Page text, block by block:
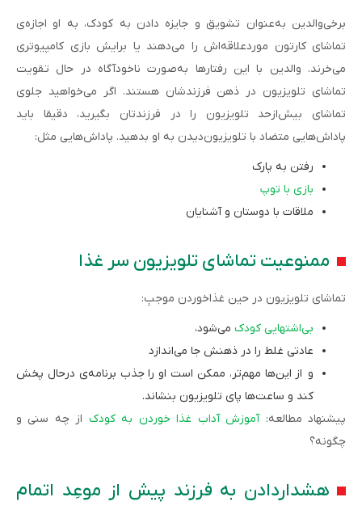
برخی‌والدین به‌عنوان تشویق و جایزه دادن به کودک، به او اجازه‌ی
تماشای کارتون موردعلاقه‌اش را می‌دهند یا برایش بازی کامپیوتری
می‌خرند. والدین با این رفتارها به‌صورت ناخودآگاه در حال تقویت
تماشای تلویزیون در ذهن فرزندشان هستند. اگر می‌خواهید جلوی
تماشای بیش‌ازحد تلویزیون را در فرزندتان بگیرید، دقیقا باید
پاداش‌هایی متضاد با تلویزیون‌دیدن به او بدهید. پاداش‌هایی مثل:
رفتن به پارک
بازی‌ با توپ
ملاقات با دوستان و آشنایان
ممنوعیت تماشای تلویزیون سر غذا
تماشای تلویزیون در حین غذاخوردن موجبِ:
بی‌اشتهایی کودک می‌شود،
عادتی غلط را در ذهنش جا می‌اندازد
و از این‌ها مهم‌تر، ممکن است او را جذب برنامه‌ی درحال پخش
کند و ساعت‌ها پای تلویزیون بنشاند.
پیشنهاد مطالعه:آموزش آداب غذا خوردن به کودک از چه سنی و
چگونه؟
هشداردادن به فرزند پیش از موعِد اتمام